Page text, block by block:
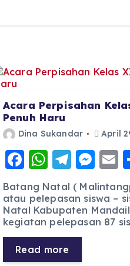
Acara Perpisahan
Penuh Haru
Dina Sukandar April
F
c
e
b
o
W
h
a
ts
A
p
T
el
e
g
r
M
e
ss
e
E
l
Batang Natal (
atau pelepasan siswa –
Natal Kabupaten
kegiatan pelepasan 87
Read more